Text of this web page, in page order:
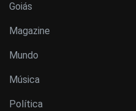
Goiás
Magazine
Mundo
Música
Política